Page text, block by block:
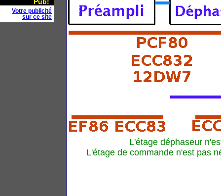
Votre publicité
sur ce site
L'étage déphaseur
L'étage de commande n'est pas